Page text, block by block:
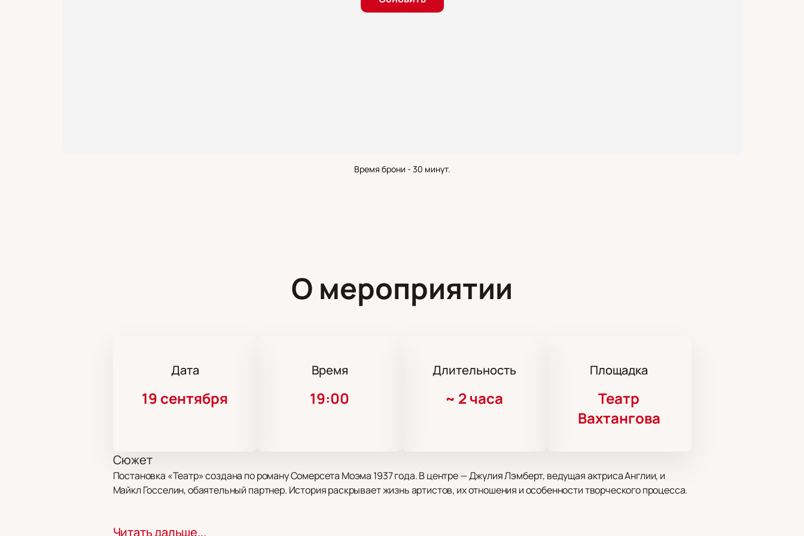
Время брони - 30 минут.
О мероприятии
Дата
19 сентября
Время
19:00
Длительность
~ 2 часа
Площадка
Театр
Вахтангова
Сюжет
Постановка «Театр» создана по роману Сомерсета Моэма 1937 года. В центре — Джулия Лэмберт, ведущая актриса Англии, и
Майкл Госселин, обаятельный партнер. История раскрывает жизнь артистов, их отношения и особенности творческого процесса.
Читать дальше...